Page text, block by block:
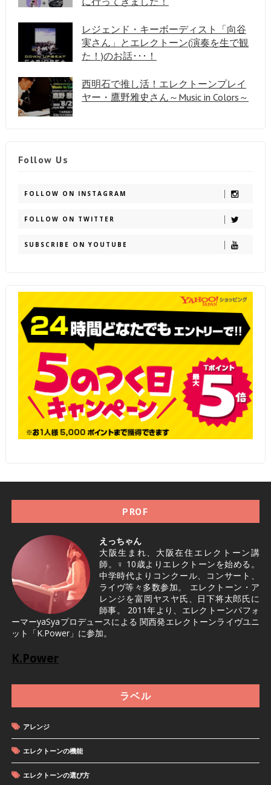
レジェンド・キーボーディスト「向谷
実さん」とエレクトーン(演奏を生で観
た！)のお話･･･！
西明石で推し活！エレクトーンプレイ
ヤー・鷹野雅史さん～Music in Colors～
Follow Us
FOLLOW ON INSTAGRAM
FOLLOW ON TWITTER
SUBSCRIBE ON YOUTUBE
PROF
えっちゃん
大阪生まれ、大阪在住エレクトーン講
師。♀ 10歳よりエレクトーンを始める。
中学時代よりコンクール、コンサート、
ライヴ等々多数参加。 エレクトーン・ア
レンジを富岡ヤスヤ氏、日下将太郎氏に
師事。 2011年より、エレクトーンパフォ
ーマーyaSyaプロデュースによる 関西発エレクトーンライヴユニ
ット「K.Power」に参加。
K.Power
ラベル
アレンジ
エレクトーンの機能
エレクトーンの選び方